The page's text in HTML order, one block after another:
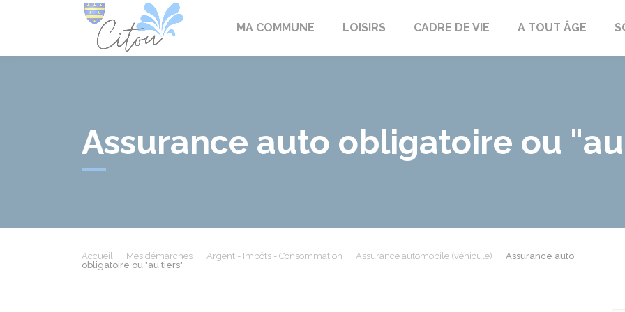
MA COMMUNE LOISIRS CADRE DE VIE A TOUT ÂGE
Assurance auto obligatoire ou
Accueil Mes démarches Argent - Impôts - Consommation Assurance automobile (véhicule)
Assurance auto
obligatoire ou "au tiers"